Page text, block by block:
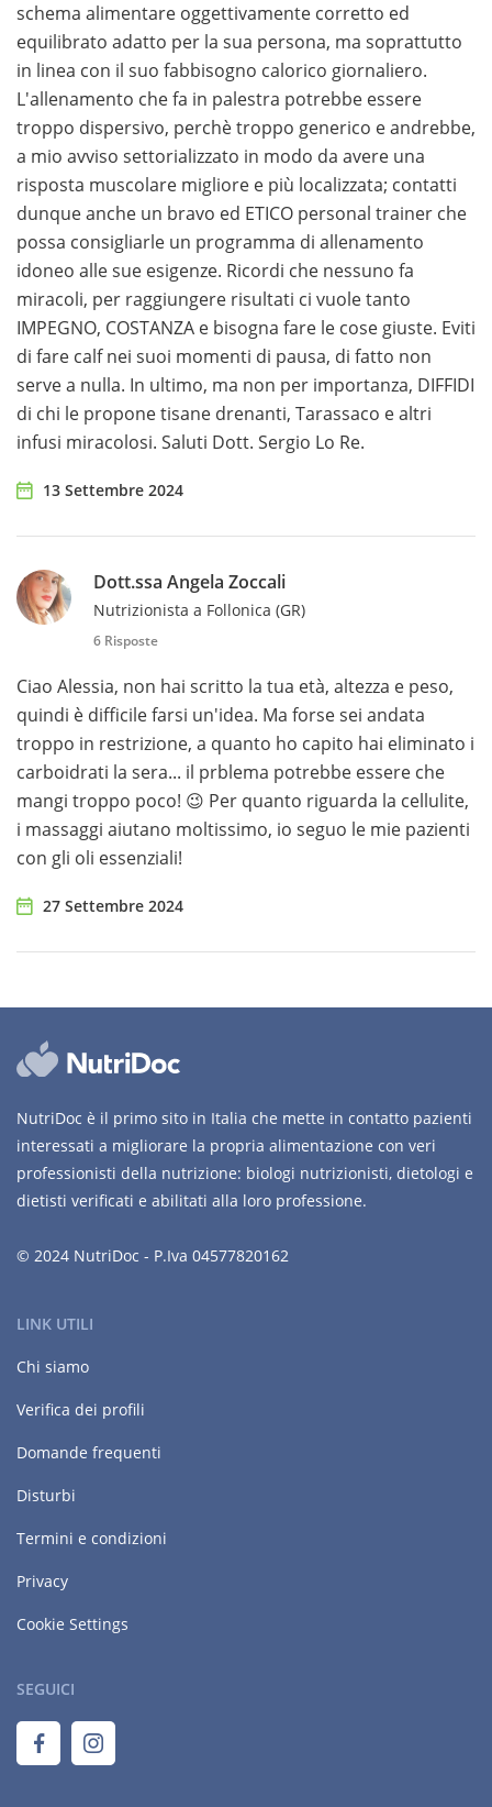
schema alimentare oggettivamente corretto ed
equilibrato adatto per la sua persona, ma soprattutto
in linea con il suo fabbisogno calorico giornaliero.
L'allenamento che fa in palestra potrebbe essere
troppo dispersivo, perchè troppo generico e andrebbe,
a mio avviso settorializzato in modo da avere una
risposta muscolare migliore e più localizzata; contatti
dunque anche un bravo ed ETICO personal trainer che
possa consigliarle un programma di allenamento
idoneo alle sue esigenze. Ricordi che nessuno fa
miracoli, per raggiungere risultati ci vuole tanto
IMPEGNO, COSTANZA e bisogna fare le cose giuste. Eviti
di fare calf nei suoi momenti di pausa, di fatto non
serve a nulla. In ultimo, ma non per importanza, DIFFIDI
di chi le propone tisane drenanti, Tarassaco e altri
infusi miracolosi. Saluti Dott. Sergio Lo Re.
13 Settembre 2024
Dott.ssa Angela Zoccali
Nutrizionista a Follonica (GR)
6 Risposte
Ciao Alessia, non hai scritto la tua età, altezza e peso,
quindi è difficile farsi un'idea. Ma forse sei andata
troppo in restrizione, a quanto ho capito hai eliminato i
carboidrati la sera... il prblema potrebbe essere che
mangi troppo poco! 😉 Per quanto riguarda la cellulite,
i massaggi aiutano moltissimo, io seguo le mie pazienti
con gli oli essenziali!
27 Settembre 2024
NutriDoc è il primo sito in Italia che mette in contatto pazienti
interessati a migliorare la propria alimentazione con veri
professionisti della nutrizione: biologi nutrizionisti, dietologi e
dietisti verificati e abilitati alla loro professione.
© 2024 NutriDoc - P.Iva 04577820162
LINK UTILI
Chi siamo
Verifica dei profili
Domande frequenti
Disturbi
Termini e condizioni
Privacy
Cookie Settings
SEGUICI